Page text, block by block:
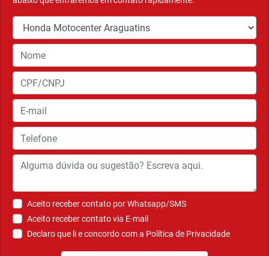
Aceito receber contato por Whatsapp/SMS
Aceito receber contato via E-mail
Declaro que li e concordo com a Política de Privacidade